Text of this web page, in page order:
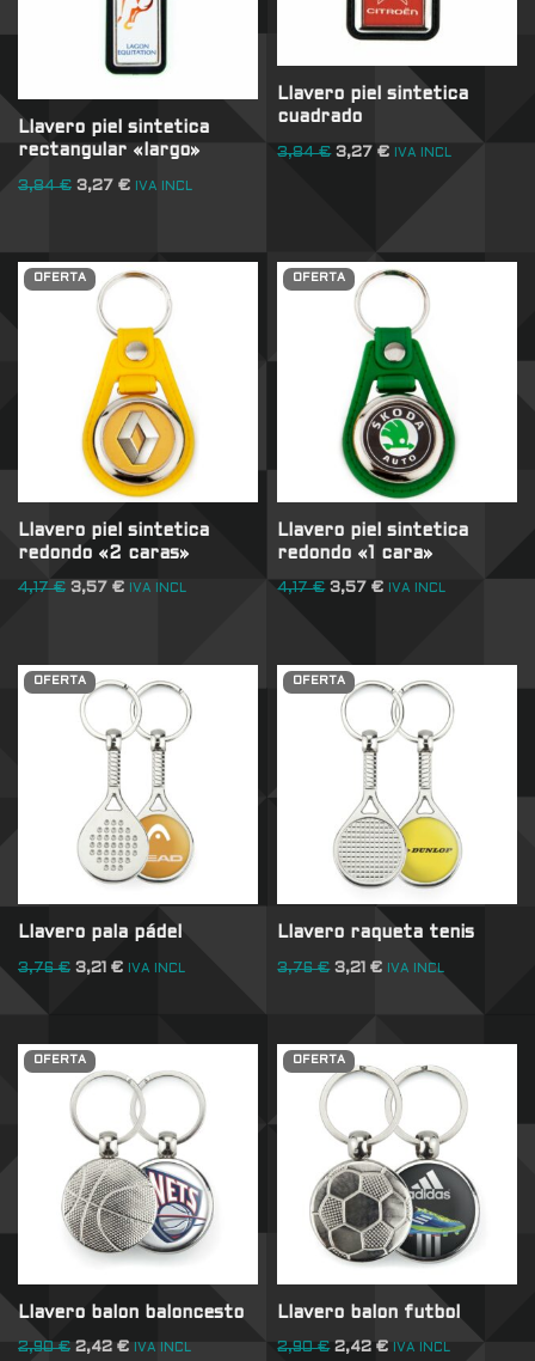
Llavero piel sintetica
rectangular «largo»
3,84€ 3,27 € IVA INCL
Llavero piel sintetica
cuadrado
3,84€ 3,27€ IVA INCL
OFERTA
Llavero piel sintetica
redondo «2 caras»
4,17€ 3,57 € IVA INCL
OFERTA
Llavero piel sintetica
redondo «1 cara»
4,17€ 3,57€ IVA INCL
OFERTA
Llavero pala pádel
3,76€ 3,21 € IVA INCL
OFERTA
Llavero raqueta tenis
3,76€ 3,21€ IVA INCL
OFERTA
Llavero balon baloncesto
2,90€ 2,42 € IVA INCL
OFERTA
Llavero balon futbol
2,90€ 2,42€ IVA INCL